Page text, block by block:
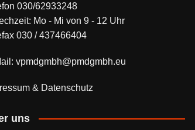
030/62933248
Mo - Mi von 9 - 12 Uhr
030 / 437466404
vpmdgmbh@pmdgmbh.eu
& Datenschutz
uns